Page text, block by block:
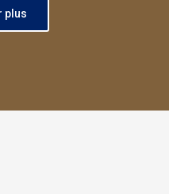
plus